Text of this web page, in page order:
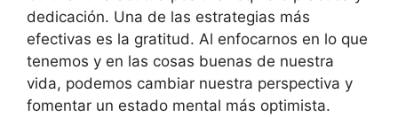
dedicación. Una de las estrategias más
efectivas es la gratitud. Al enfocarnos en lo que
tenemos y en las cosas buenas de nuestra
vida, podemos cambiar nuestra perspectiva y
fomentar un estado mental más optimista.